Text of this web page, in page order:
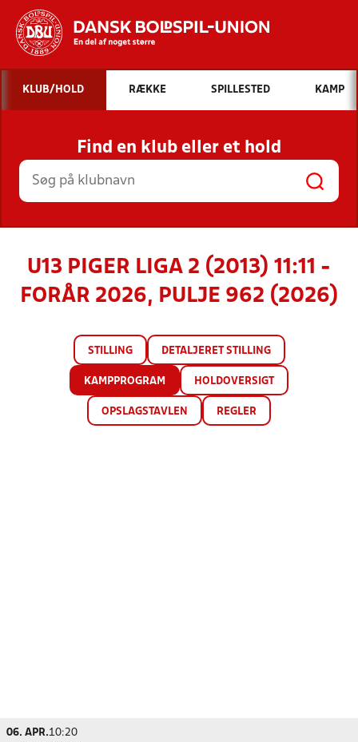
Hvad vil du søge efter?
INDHOLD OG NYHEDER
STILLINGER, RESULTATER, KLUBBER OG
HOLD
KLUB/HOLD RÆKKE SPILLESTED KAMP
Find en klub eller et hold
U13 PIGER LIGA 2 (2013) 11:11 -
FORÅR 2026, PULJE 962 (2026)
STILLING DETALJERET STILLING
KAMPPROGRAM HOLDOVERSIGT
OPSLAGSTAVLEN REGLER
06. APR.10:20